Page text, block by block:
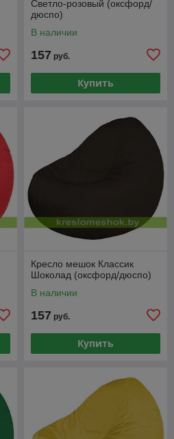
Светло-розовый (оксфорд/
дюспо)
В наличии
157 руб.
Купить
Кресло мешок Классик
Шоколад (оксфорд/дюспо)
В наличии
157 руб.
Купить